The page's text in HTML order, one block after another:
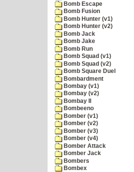
Bomb Escape
Bomb Fusion
Bomb Hunter (v1)
Bomb Hunter (v2)
Bomb Jack
Bomb Jake
Bomb Run
Bomb Squad (v1)
Bomb Squad (v2)
Bomb Square Duel
Bombardment
Bombay (v1)
Bombay (v2)
Bombay II
Bombeeno
Bomber (v1)
Bomber (v2)
Bomber (v3)
Bomber (v4)
Bomber Attack
Bomber Jack
Bombers
Bombex